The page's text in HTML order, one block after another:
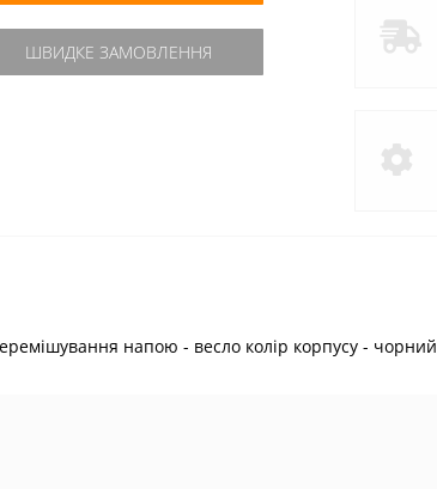
ШВИДКЕ ЗАМОВЛЕННЯ
напою - весло колір корпусу - чорний